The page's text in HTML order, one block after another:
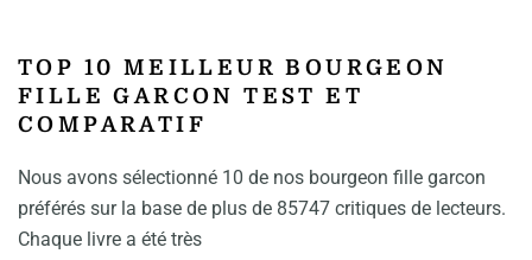
TOP 10 MEILLEUR BOURGEON
FILLE GARCON TEST ET
COMPARATIF
Nous avons sélectionné 10 de nos bourgeon fille garcon
préférés sur la base de plus de 85747 critiques de lecteurs.
Chaque livre a été très